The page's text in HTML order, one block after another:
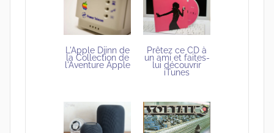
L'Apple Djinn de
la Collection de
l'Aventure Apple
Prêtez ce CD à
un ami et faites-
lui découvrir
iTunes